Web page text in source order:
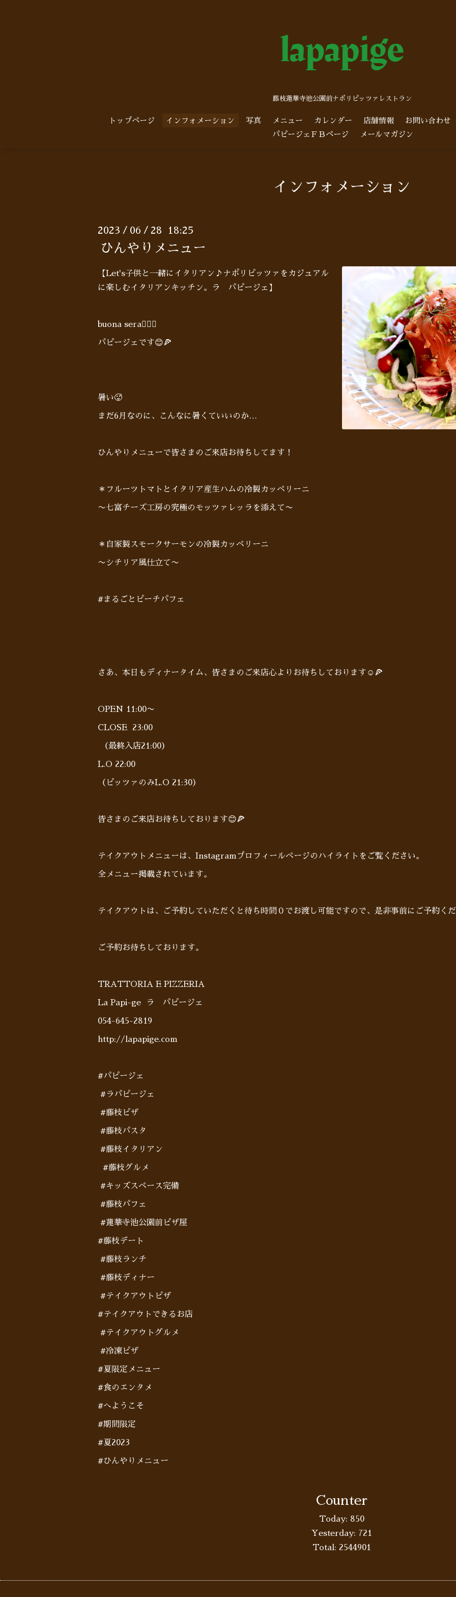
藤枝蓮華寺池公園前ナポリピッツァレストラン
トップページ インフォメーション 写真 メニュー カレンダー 店舗情報 お問い合わせ
パピージェＦＢページ
メールマガジン
インフォメーション
2023 / 06 / 28 18:25
ひんやりメニュー
【Let's子供と一緒にイタリアン♪ナポリピッツァをカジュアル
に楽しむイタリアンキッチン。ラ パピージェ】
buona sera🙋🏻‍♂️
パピージェです😊🍕
暑い🥵
まだ6月なのに、こんなに暑くていいのか…
ひんやりメニューで皆さまのご来店お待ちしてます！
＊フルーツトマトとイタリア産生ハムの冷製カッペリーニ
〜七富チーズ工房の究極のモッツァレッラを添えて〜
＊自家製スモークサーモンの冷製カッペリーニ
〜シチリア風仕立て〜
#まるごとピーチパフェ
さあ、本日もディナータイム、皆さまのご来店心よりお待ちしております☺️🍕
OPEN 11:00〜
CLOSE 23:00
（最終入店21:00）
L.O 22:00
（ピッツァのみL.O 21:30）
皆さまのご来店お待ちしております😊🍕
テイクアウトメニューは、Instagramプロフィールページのハイライトをご覧ください。
全メニュー掲載されています。
テイクアウトは、ご予約していただくと待ち時間０でお渡し可能ですので、是非事前にご予約くだ
ご予約お待ちしております。
TRATTORIA E PIZZERIA
La Papi-ge ラ パピージェ
054-645-2819
http://lapapige.com
#パピージェ
#ラパピージェ
#藤枝ピザ
#藤枝パスタ
#藤枝イタリアン
#藤枝グルメ
#キッズスペース完備
#藤枝パフェ
#蓮華寺池公園前ピザ屋
#藤枝デート
#藤枝ランチ
#藤枝ディナー
#テイクアウトピザ
#テイクアウトできるお店
#テイクアウトグルメ
#冷凍ピザ
#夏限定メニュー
#食のエンタメ
#へようこそ
#期間限定
#夏2023
#ひんやりメニュー
Counter
Today: 850
Yesterday: 721
Total: 2544901